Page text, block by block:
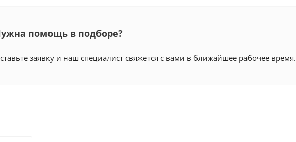
помощь в подборе?
заявку и наш специалист свяжется с вами в ближайшее рабочее время.